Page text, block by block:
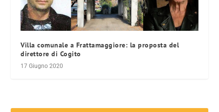
Villa comunale a Frattamaggiore: la proposta del
direttore di Cogito
17 Giugno 2020